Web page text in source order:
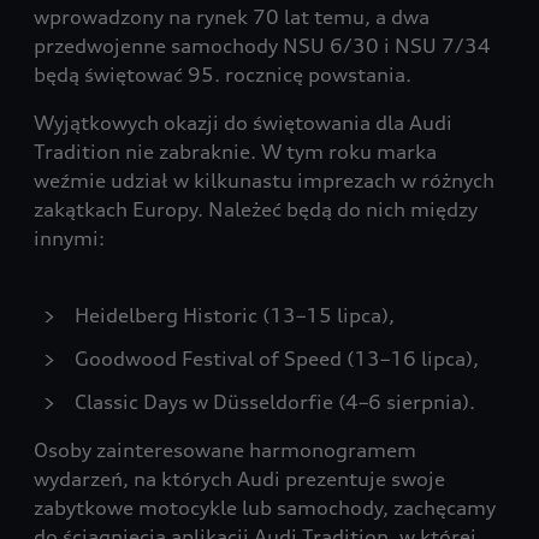
wprowadzony na rynek 70 lat temu, a dwa
przedwojenne samochody NSU 6/30 i NSU 7/34
będą świętować 95. rocznicę powstania.
Wyjątkowych okazji do świętowania dla Audi
Tradition nie zabraknie. W tym roku marka
weźmie udział w kilkunastu imprezach w różnych
zakątkach Europy. Należeć będą do nich między
innymi:
Heidelberg Historic (13–15 lipca),
Goodwood Festival of Speed (13–16 lipca),
Classic Days w Düsseldorfie (4–6 sierpnia).
Osoby zainteresowane harmonogramem
wydarzeń, na których Audi prezentuje swoje
zabytkowe motocykle lub samochody, zachęcamy